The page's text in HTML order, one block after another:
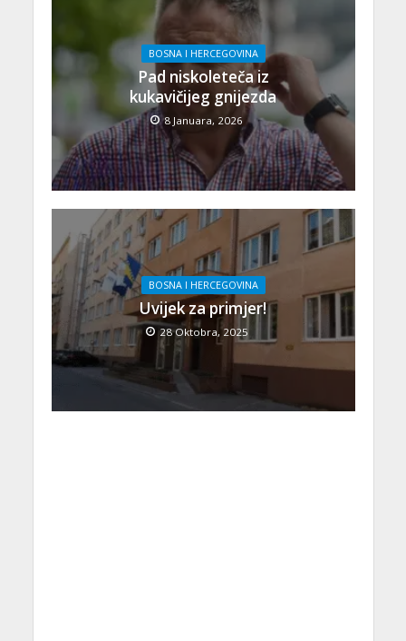
BOSNA I HERCEGOVINA
Pad niskoleteča iz
kukavičijeg gnijezda
8 Januara, 2026
BOSNA I HERCEGOVINA
Uvijek za primjer!
28 Oktobra, 2025